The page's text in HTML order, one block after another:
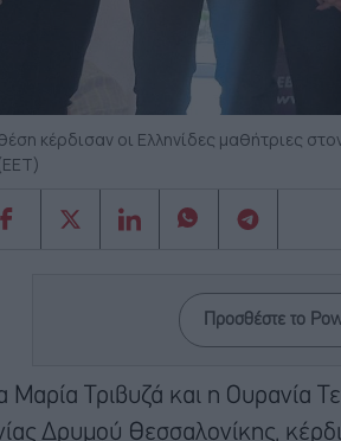
κέρδισαν οι Ελληνίδες μαθήτριες
Προσθέστε το
Μαρία Τριβυζά και η Ουρανία
Δρυμού Θεσσαλονίκης,